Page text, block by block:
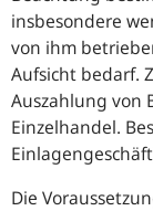
insbesondere
von ihm
Aufsicht bedarf.
Auszahlung von
Einzelhandel.
Die